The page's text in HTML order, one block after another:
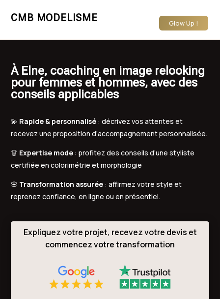
CMB MODELISME Glow Up !
À Elne, coaching en image relooking
pour femmes et hommes, avec des
conseils applicables
💫 Rapide & personnalisé : décrivez vos attentes et
recevez une proposition d’accompagnement personnalisée.
👗 Expertise mode : profitez des conseils d’une styliste
certifiée en colorimétrie et morphologie
🌸 Transformation assurée : affirmez votre style et
reprenez confiance, en ligne ou en présentiel.
Expliquez votre projet, recevez votre devis et
commencez votre transformation